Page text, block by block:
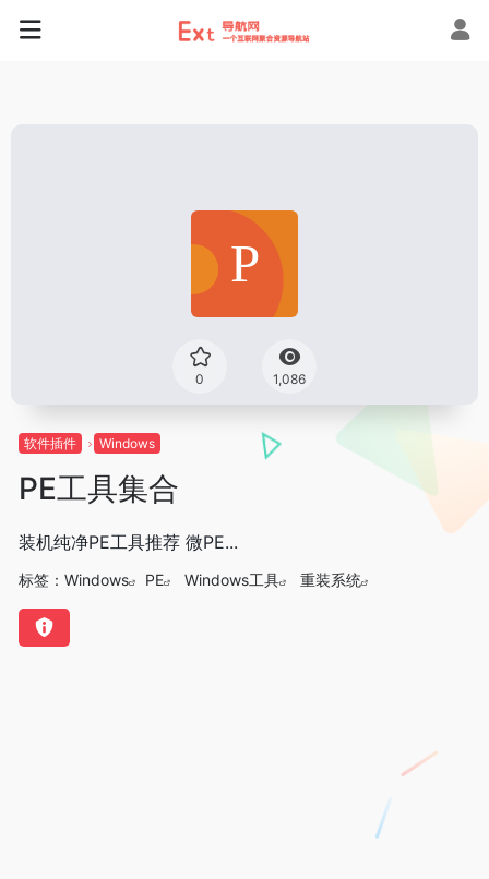
0 1,086
软件插件 Windows
PE工具集合
装机纯净PE工具推荐 微PE...
标签： Windows PE Windows工具 重装系统